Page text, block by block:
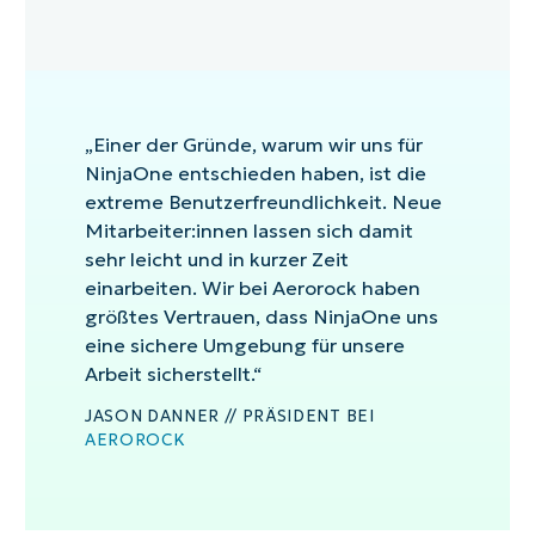
„Einer der Gründe, warum wir uns für
NinjaOne entschieden haben, ist die
extreme Benutzerfreundlichkeit. Neue
Mitarbeiter:innen lassen sich damit
sehr leicht und in kurzer Zeit
einarbeiten. Wir bei Aerorock haben
größtes Vertrauen, dass NinjaOne uns
eine sichere Umgebung für unsere
Arbeit sicherstellt.“
JASON DANNER // PRÄSIDENT BEI
AEROROCK